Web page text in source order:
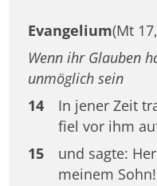
Evangelium(Mt
Wenn ihr Glauben
unmöglich sein
14
In jener Zeit
fiel vor ihm
15
und sagte:
meinem